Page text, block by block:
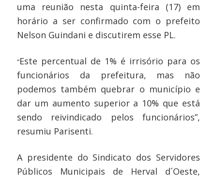
uma reunião nesta quinta-feira (17) em
horário a ser confirmado com o prefeito
Nelson Guindani e discutirem esse PL.
“Este percentual de 1% é irrisório para os
funcionários da prefeitura, mas não
podemos também quebrar o município e
dar um aumento superior a 10% que está
sendo reivindicado pelos funcionários”,
resumiu Parisenti.
A presidente do Sindicato dos Servidores
Públicos Municipais de Herval d´Oeste,